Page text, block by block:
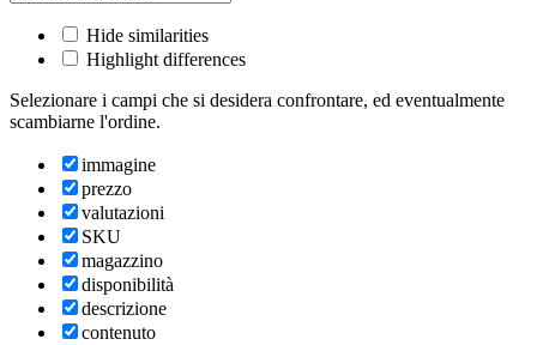
Hide similarities
Highlight differences
Selezionare i campi che si desidera confrontare, ed eventualmente
scambiarne l'ordine.
immagine
prezzo
valutazioni
SKU
magazzino
disponibilità
descrizione
contenuto